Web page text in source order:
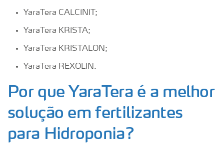
YaraTera CALCINIT;
YaraTera KRISTA;
YaraTera KRISTALON;
YaraTera REXOLIN.
Por que YaraTera é a melhor
solução em fertilizantes
para Hidroponia?